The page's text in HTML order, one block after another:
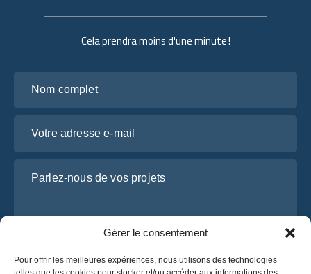
Gérer le consentement
Pour offrir les meilleures expériences, nous utilisons des technologies
Cela prendra moins d'une minute !